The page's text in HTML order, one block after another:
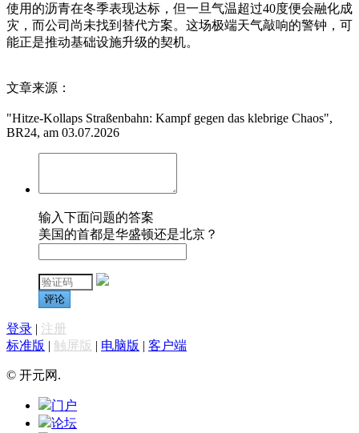
使用的沥青在冬季表现达标，但一旦气温超过40度便会融化成
灾，而公司尚未找到替代方案。这场极端天气敲响的警钟，可
能正是推动基础设施升级的契机。
文章来源：
"Hitze-Kollaps Straßenbahn: Kampf gegen das klebrige Chaos",
BR24, am 03.07.2026
输入下面问题的答案
美国的首都是华盛顿还是北京？
评论
登录 | 注册
标准版 | 触屏版 | 电脑版 | 客户端
© 开元网.
门户
论坛